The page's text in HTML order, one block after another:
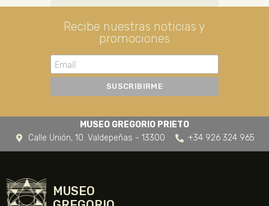
CERTAMEN DE DIBUJO
FUNDACIÓN
NOTICIAS
Recibe nuestras noticias y
promociones
MUSEO GREGORIO PRIETO
Calle Unión, 10. Valdepeñas - 13300
+34 926 324 965
MUSEO